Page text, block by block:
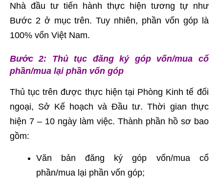
Nhà đầu tư tiến hành thực hiện tương tự như
Bước 2 ở mục trên. Tuy nhiên, phần vốn góp là
100% vốn Việt Nam.
Bước 2: Thủ tục đăng ký góp vốn/mua cổ
phần/mua lại phần vốn góp
Thủ tục trên được thực hiện tại Phòng Kinh tế đối
ngoại, Sở Kế hoạch và Đầu tư. Thời gian thực
hiện 7 – 10 ngày làm việc. Thành phần hồ sơ bao
gồm:
Văn bản đăng ký góp vốn/mua cổ
phần/mua lại phần vốn góp;